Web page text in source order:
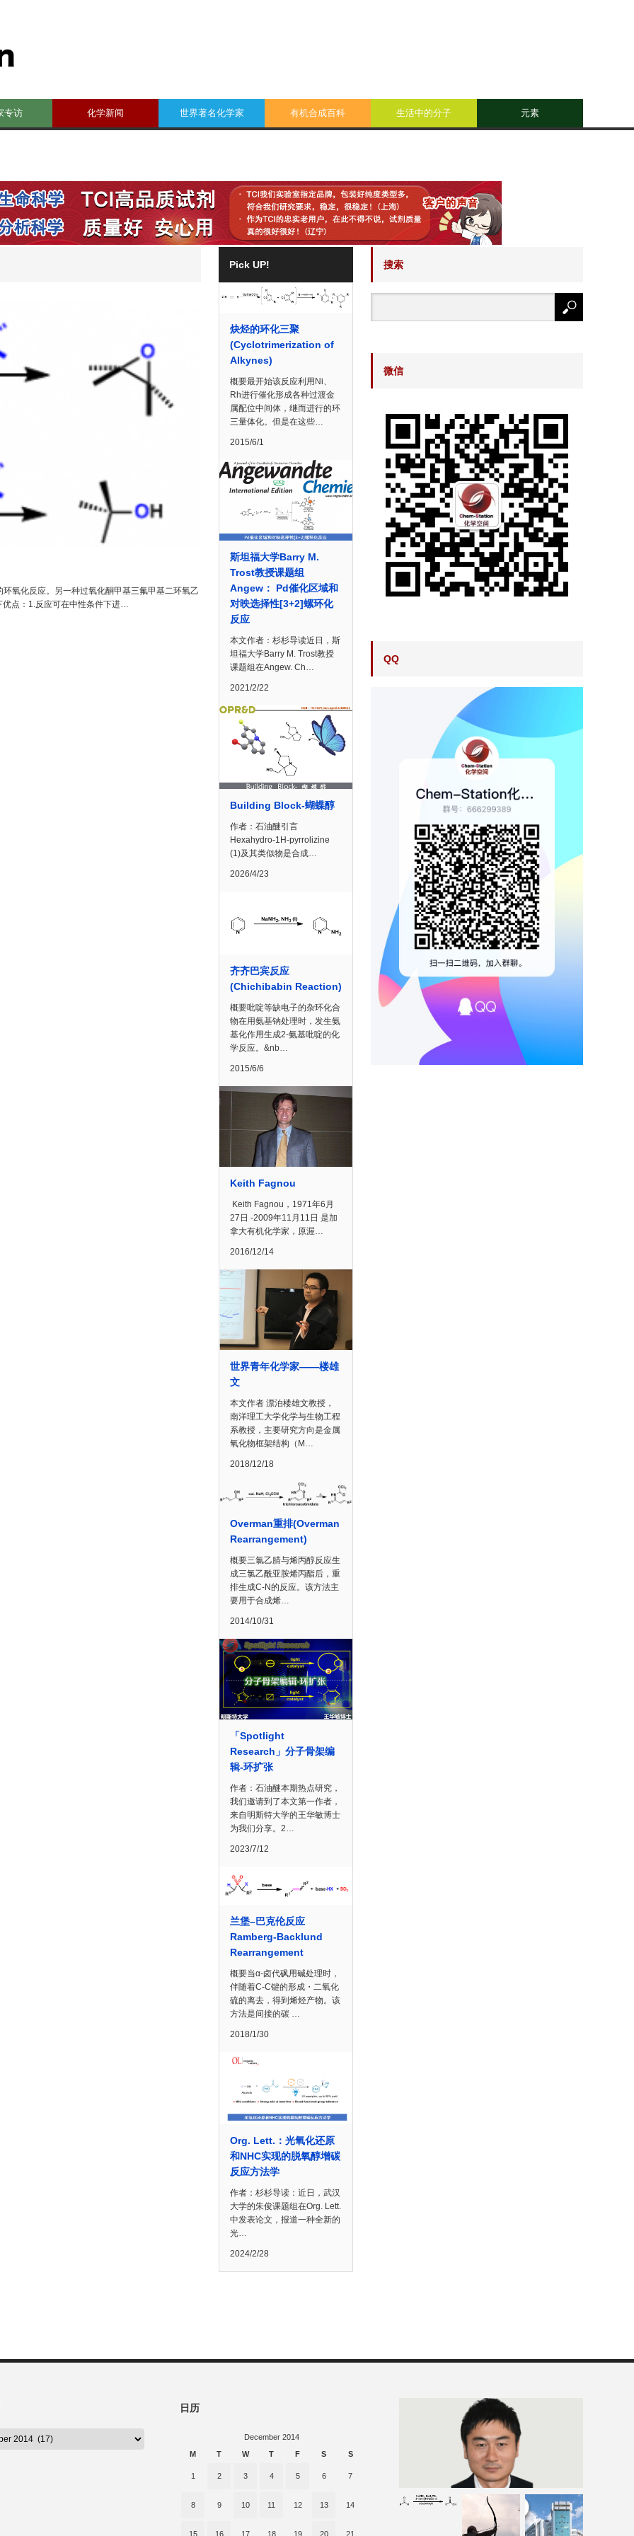
专访 化学新闻 世界著名化学家 有机合成百科 生活中的分子 元素
氧化反应。另一种过氧化酮甲基三氟甲基二环氧乙
优点：1.反应可在中性条件下进…
Pick UP!
炔烃的环化三聚
(Cyclotrimerization of
Alkynes)
概要最开始该反应利用Ni、
Rh进行催化形成各种过渡金
属配位中间体，继而进行的环
三量体化。但是在这些…
2015/6/1
斯坦福大学Barry M.
Trost教授课题组
Angew： Pd催化区域和
对映选择性[3+2]螺环化
反应
本文作者：杉杉导读近日，斯
坦福大学Barry M. Trost教授
课题组在Angew. Ch…
2021/2/22
Building Block-蝴蝶醇
作者：石油醚引言
Hexahydro-1H-pyrrolizine
(1)及其类似物是合成…
2026/4/23
齐齐巴宾反应
(Chichibabin Reaction)
概要吡啶等缺电子的杂环化合
物在用氨基钠处理时，发生氨
基化作用生成2-氨基吡啶的化
学反应。&nb…
2015/6/6
Keith Fagnou
Keith Fagnou，1971年6月
27日 -2009年11月11日 是加
拿大有机化学家，原渥…
2016/12/14
世界青年化学家——楼雄
文
本文作者 漂泊楼雄文教授，
南洋理工大学化学与生物工程
系教授，主要研究方向是金属
氧化物框架结构（M…
2018/12/18
Overman重排(Overman
Rearrangement)
概要三氯乙腈与烯丙醇反应生
成三氯乙酰亚胺烯丙酯后，重
排生成C-N的反应。该方法主
要用于合成烯…
2014/10/31
「Spotlight
Research」分子骨架编
辑-环扩张
作者：石油醚本期热点研究，
我们邀请到了本文第一作者，
来自明斯特大学的王华敏博士
为我们分享。2…
2023/7/12
兰堡–巴克伦反应
Ramberg-Backlund
Rearrangement
概要当α-卤代砜用碱处理时，
伴随着C-C键的形成・二氧化
硫的离去，得到烯烃产物。该
方法是间接的碳 …
2018/1/30
Org. Lett.：光氧化还原
和NHC实现的脱氧醇增碳
反应方法学
作者：杉杉导读：近日，武汉
大学的朱俊课题组在Org. Lett.
中发表论文，报道一种全新的
光…
2024/2/28
搜索
微信
QQ
日历
December 2014
M
T W T F S S
1 2 3 4 5 6 7
8 9 10 11 12 13 14
15 16 17 18 19 20 21